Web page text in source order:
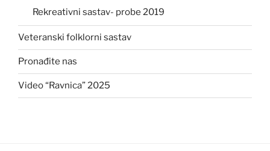
Rekreativni sastav- probe 2019
Veteranski folklorni sastav
Pronađite nas
Video “Ravnica” 2025